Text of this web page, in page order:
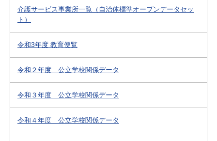
介護サービス事業所一覧（自治体標準オープンデータセッ
ト）
令和3年度 教育便覧
令和２年度 公立学校関係データ
令和３年度 公立学校関係データ
令和４年度 公立学校関係データ